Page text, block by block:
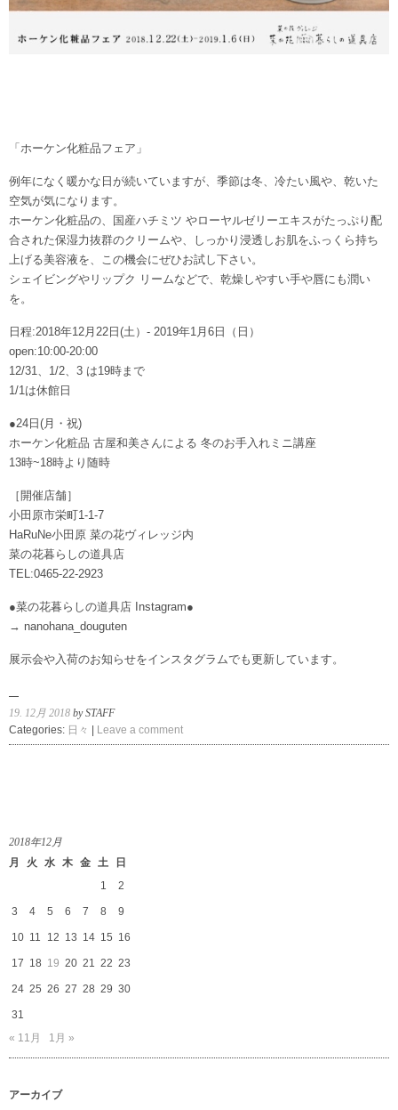
「ホーケン化粧品フェア」
例年になく暖かな日が続いていますが、季節は冬、冷たい風や、乾いた
空気が気になります。
ホーケン化粧品の、国産ハチミツ やローヤルゼリーエキスがたっぷり配
合された保湿力抜群のクリームや、しっかり浸透しお肌をふっくら持ち
上げる美容液を、この機会にぜひお試し下さい。
シェイビングやリップク リームなどで、乾燥しやすい手や唇にも潤い
を。
日程:2018年12月22日(土）- 2019年1月6日（日）
open:10:00-20:00
12/31、1/2、3 は19時まで
1/1は休館日
●24日(月・祝)
ホーケン化粧品 古屋和美さんによる 冬のお手入れミニ講座
13時~18時より随時
［開催店舗］
小田原市栄町1-1-7
HaRuNe小田原 菜の花ヴィレッジ内
菜の花暮らしの道具店
TEL:0465-22-2923
●菜の花暮らしの道具店 Instagram●
→ nanohana_douguten
展示会や入荷のお知らせをインスタグラムでも更新しています。
19. 12月 2018 by STAFF
Categories: 日々 | Leave a comment
2018年12月
月
火 水 木 金 土
日
1
2
3 4 5 6 7 8 9
10 11 12 13 14 15 16
17 18 19 20 21 22 23
24 25 26 27 28 29 30
31
« 11月
1月 »
アーカイブ